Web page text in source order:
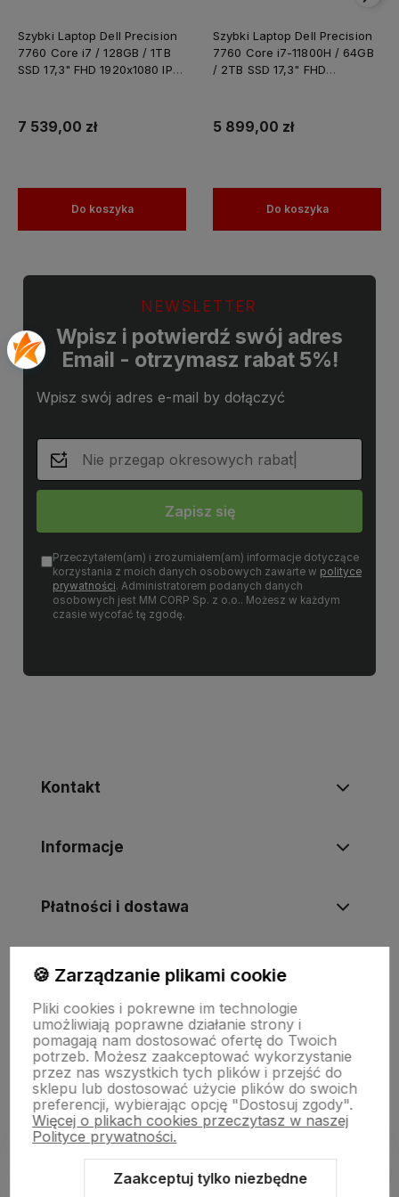
Szybki Laptop Dell Precision
7760 Core i7 / 128GB / 1TB
SSD 17,3" FHD 1920x1080 IPS
Laptop do Grafiki
Projektowania
7 539,00 zł
Do koszyka
Szybki Laptop Dell Precision
7760 Core i7-11800H / 64GB
/ 2TB SSD 17,3" FHD
11 PRO / Laptop do Grafiki
Projektowania
5 899,00 zł
Do koszyka
NEWSLETTER
Wpisz i potwierdź swój adres
Email - otrzymasz rabat 5%!
Wpisz swój adres e-mail by dołączyć
Zapisz się
Przeczytałem(am) i zrozumiałem(am) informacje dotyczące
korzystania z moich danych osobowych zawarte w polityce
prywatności. Administratorem podanych danych
osobowych jest MM CORP Sp. z o.o.. Możesz w każdym
czasie wycofać tę zgodę.
Kontakt
Informacje
Płatności i dostawa
Informacje
O nas
🍪 Zarządzanie plikami cookie
Pliki cookies i pokrewne im technologie
umożliwiają poprawne działanie strony i
pomagają nam dostosować ofertę do Twoich
potrzeb. Możesz zaakceptować wykorzystanie
przez nas wszystkich tych plików i przejść do
sklepu lub dostosować użycie plików do swoich
preferencji, wybierając opcję "Dostosuj zgody".
Więcej o plikach cookies przeczytasz w naszej
Polityce prywatności.
Zaakceptuj tylko niezbędne